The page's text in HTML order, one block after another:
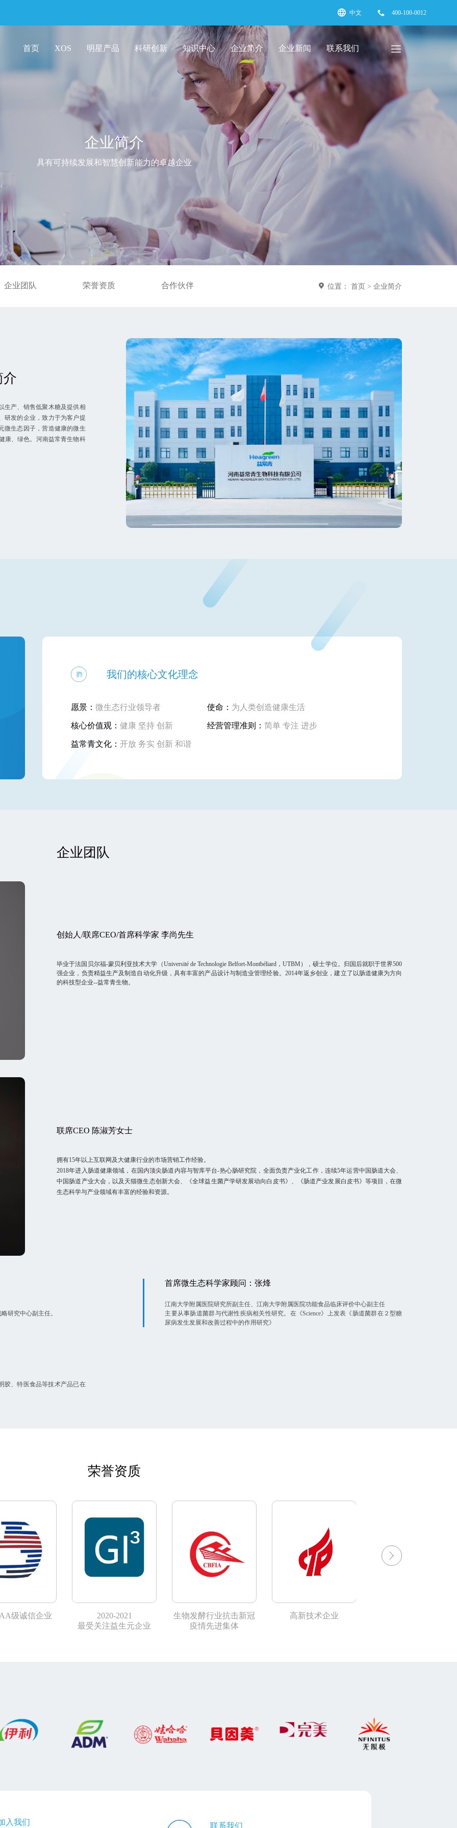
400-100-0012
中文
首页 XOS 明星产品 科研创新 知识中心 企业简介 企业新闻 联系我们
企业简介
具有可持续发展和智慧创新能力的卓越企业
企业团队 荣誉资质 合作伙伴 位置：首页 >企业简介
介
⽣产、销售低聚⽊糖及提供相
研发的企业，致⼒于为客户提
微生态因子，营造健康的微⽣
康、绿⾊。河南益常⻘⽣物科
我们的核心文化理念
愿景：微生态行业领导者 使命： 为人类创造健康生活
核心价值观：健康 坚持 创新 经营管理准则：简单 专注 进步
益常青文化：开放 务实 创新 和谐
企业团队
创始人/联席CEO/首席科学家 李尚先生
毕业于法国贝尔福-蒙贝利亚技术大学（Université de Technologie Belfort-Montbéliard，UTBM），硕士学位。归国后就职于世界500
强企业，负责精益生产及制造自动化升级，具有丰富的产品设计与制造业管理经验。2014年返乡创业，建立了以肠道健康为方向
的科技型企业--益常青生物。
联席CEO 陈淑芳女士
拥有15年以上互联网及大健康行业的市场营销工作经验。
2018年进入肠道健康领域，在国内顶尖肠道内容与智库平台-热心肠研究院，全面负责产业化工作，连续5年运营中国肠道大会、
中国肠道产业大会，以及天猫微生态创新大会、《全球益生菌产学研发展动向白皮书》、《肠道产业发展白皮书》等项目，在微
生态科学与产业领域有丰富的经验和资源。
研究中心副主任。
首席微生态科学家顾问：张烽
江南大学附属医院研究所副主任、江南大学附属医院功能食品临床评价中心副主任
主要从事肠道菌群与代谢性疾病相关性研究。在《Science》上发表《肠道菌群在２型糖
尿病发生发展和改善过程中的作用研究》
胶、特医食品等技术产品已在
荣誉资质
级诚信企业
2020-2021
最受关注益生元企业
生物发酵行业抗击新冠
疫情先进集体
高新技术企业
入我们 联系我们